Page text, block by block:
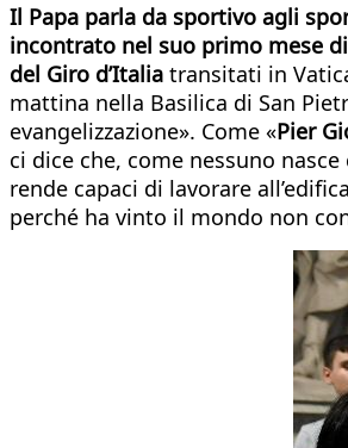
Il Papa parla da sportivo agli
incontrato nel suo primo mese
del Giro d’Italia transitati in
mattina nella Basilica di San
evangelizzazione». Come «Pier
ci dice che, come nessuno
rende capaci di lavorare
perché ha vinto il mondo non